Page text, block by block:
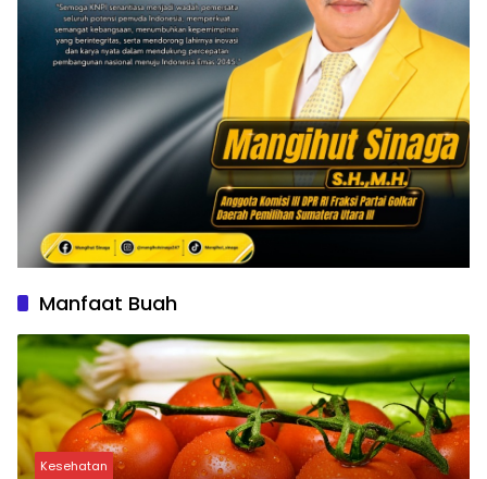
Manfaat Buah
Kesehatan